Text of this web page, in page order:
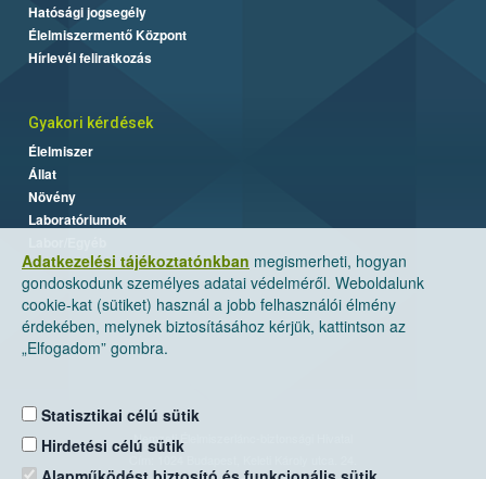
Adatkezelési tájékoztatónkban megismerheti, hogyan
gondoskodunk személyes adatai védelméről. Weboldalunk
cookie-kat (sütiket) használ a jobb felhasználói élmény
érdekében, melynek biztosításához kérjük, kattintson az
„Elfogadom” gombra.
Statisztikai célú sütik
Hirdetési célú sütik
Hatósági jogsegély
Élelmiszermentő Központ
Hírlevél feliratkozás
Gyakori kérdések
Élelmiszer
Állat
Növény
Laboratóriumok
Nemzeti Élelmiszerlánc-biztonsági Hivatal